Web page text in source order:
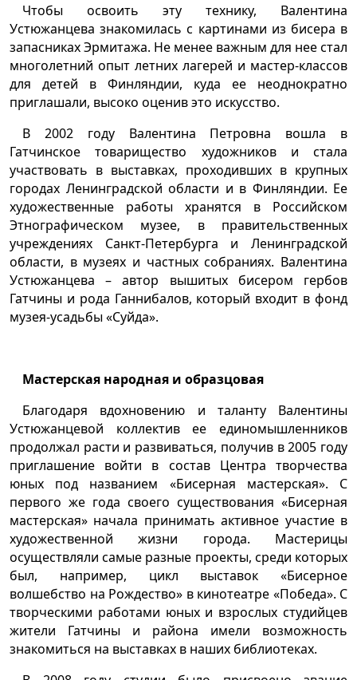
Чтобы освоить эту технику, Валентина
Устюжанцева знакомилась с картинами из бисера в
запасниках Эрмитажа. Не менее важным для нее стал
многолетний опыт летних лагерей и мастер-классов
для детей в Финляндии, куда ее неоднократно
приглашали, высоко оценив это искусство.
В 2002 году Валентина Петровна вошла в
Гатчинское товарищество художников и стала
участвовать в выставках, проходивших в крупных
городах Ленинградской области и в Финляндии. Ее
художественные работы хранятся в Российском
Этнографическом музее, в правительственных
учреждениях Санкт-Петербурга и Ленинградской
области, в музеях и частных собраниях. Валентина
Устюжанцева – автор вышитых бисером гербов
Гатчины и рода Ганнибалов, который входит в фонд
музея-усадьбы «Суйда».
Мастерская народная и образцовая
Благодаря вдохновению и таланту Валентины
Устюжанцевой коллектив ее единомышленников
продолжал расти и развиваться, получив в 2005 году
приглашение войти в состав Центра творчества
юных под названием «Бисерная мастерская». С
первого же года своего существования «Бисерная
мастерская» начала принимать активное участие в
художественной жизни города. Мастерицы
осуществляли самые разные проекты, среди которых
был, например, цикл выставок «Бисерное
волшебство на Рождество» в кинотеатре «Победа». С
творческими работами юных и взрослых студийцев
жители Гатчины и района имели возможность
знакомиться на выставках в наших библиотеках.